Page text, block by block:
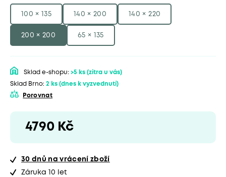
100 × 135 140 × 200 140 × 220
200 × 200 65 × 135
Sklad e-shopu: >5 ks (zítra u vás)
Sklad Brno: 2 ks (dnes k vyzvednutí)
Porovnat
4790 Kč
30 dnů na vrácení zboží
Záruka 10 let